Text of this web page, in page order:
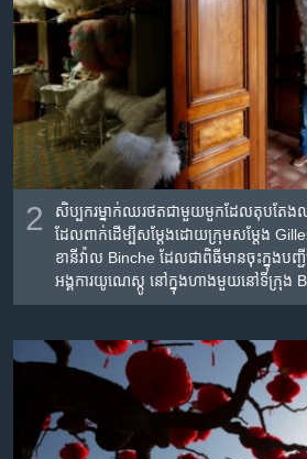
2
សិប្បករ​ម្នាក់​ឈរ​ថត​ជាមួយ​​មួក​ដែល​តុប​តែង​
ដែល​ពាក់​ដើម្បី​សម្ដែង​ដោយ​ក្រុម​សម្ដែង
ខានីវ៉ាល Binche ដែល​ជា​ពិធី​មាន​ចុះ​ក្នុង​
អង្គការយូណេស្កូ នៅ​ក្នុង​ហាង​មួយ​នៅ​ទីក្រុង